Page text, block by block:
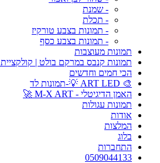
- שמנת
- תכלת
- תמונות בצבע טורקיז
- תמונות בצבע כסף
תמונות מעוצבות
תמונות קנבס במרקם בולט | קולקציית Art Touch
הכי חמים וחדשים
🎨 ART LED 💡-תמונות לד
האמן הדיגיטלי - M-X ART 🚀
תמונות עגולות
אודות
המלצות
בלוג
התחברות
0509044133